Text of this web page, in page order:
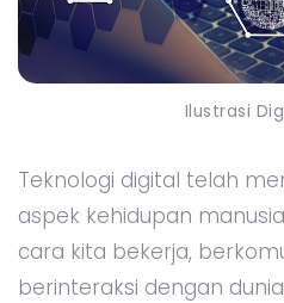
Ilustrasi
Teknologi digital telah
aspek kehidupan
cara kita bekerja,
berinteraksi dengan